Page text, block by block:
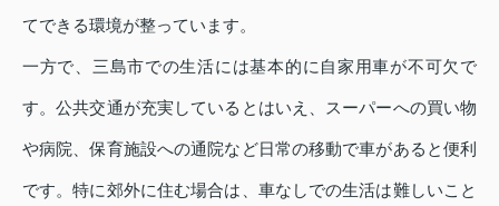
てできる環境が整っています。
一方で、三島市での生活には基本的に自家用車が不可欠で
す。公共交通が充実しているとはいえ、スーパーへの買い物
や病院、保育施設への通院など日常の移動で車があると便利
です。特に郊外に住む場合は、車なしでの生活は難しいこと